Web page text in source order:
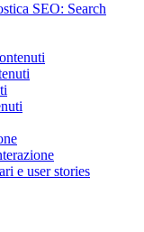
SEO: Search
e user stories